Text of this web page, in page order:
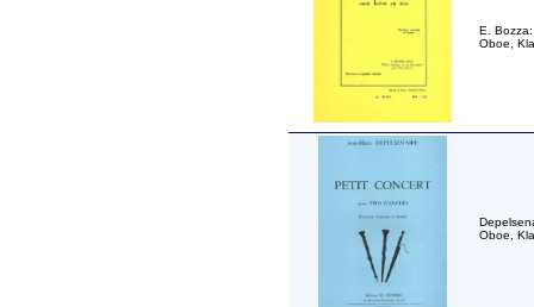
E. Bozza:
Oboe,
Oboe,